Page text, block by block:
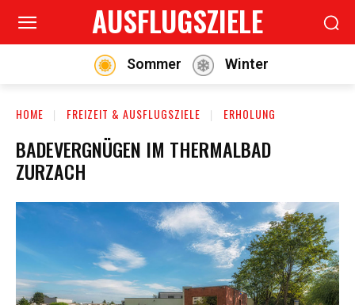
AUSFLUGSZIELE
Sommer Winter
HOME FREIZEIT & AUSFLUGSZIELE ERHOLUNG
BADEVERGNÜGEN IM THERMALBAD
ZURZACH